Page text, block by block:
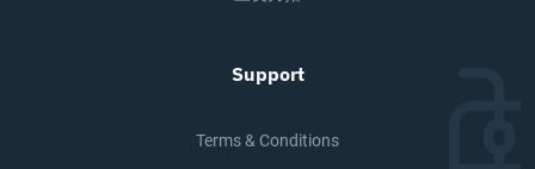
Support
Terms & Conditions